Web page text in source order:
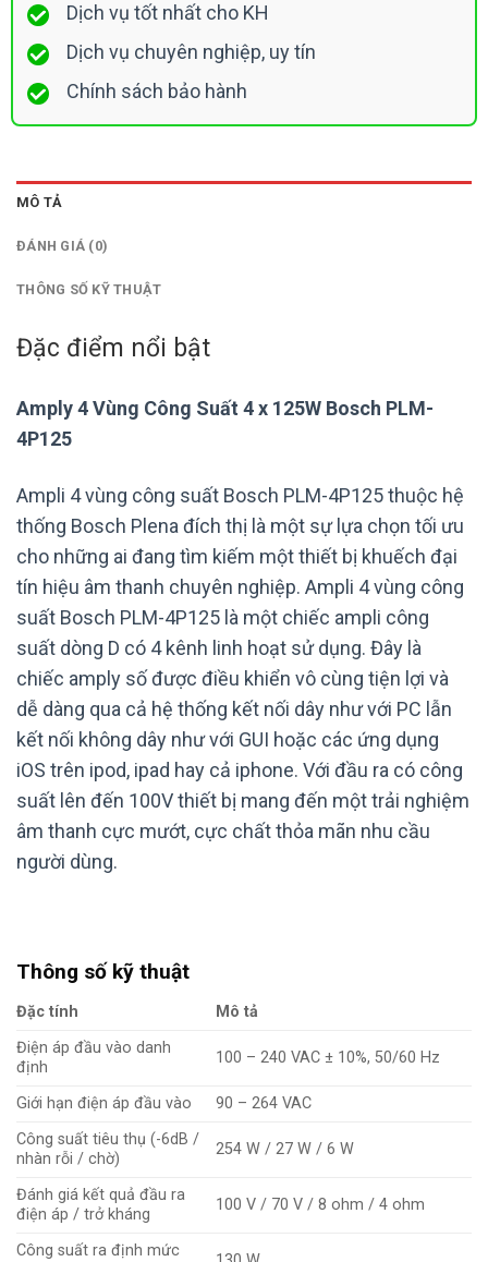
Dịch vụ tốt nhất cho KH
Dịch vụ chuyên nghiệp, uy tín
Chính sách bảo hành
MÔ TẢ
ĐÁNH GIÁ (0)
THÔNG SỐ KỸ THUẬT
Đặc điểm nổi bật
Amply 4 Vùng Công Suất 4 x 125W Bosch PLM-
4P125
Ampli 4 vùng công suất Bosch PLM-4P125 thuộc hệ
thống Bosch Plena đích thị là một sự lựa chọn tối ưu
cho những ai đang tìm kiếm một thiết bị khuếch đại
tín hiệu âm thanh chuyên nghiệp. Ampli 4 vùng công
suất Bosch PLM-4P125 là một chiếc ampli công
suất dòng D có 4 kênh linh hoạt sử dụng. Đây là
chiếc amply số được điều khiển vô cùng tiện lợi và
dễ dàng qua cả hệ thống kết nối dây như với PC lẫn
kết nối không dây như với GUI hoặc các ứng dụng
iOS trên ipod, ipad hay cả iphone. Với đầu ra có công
suất lên đến 100V thiết bị mang đến một trải nghiệm
âm thanh cực mướt, cực chất thỏa mãn nhu cầu
người dùng.
Thông số kỹ thuật
Đặc tính
Mô tả
Điện áp đầu vào danh
định
100 – 240 VAC ± 10%, 50/60 Hz
Giới hạn điện áp đầu vào
90 – 264 VAC
Công suất tiêu thụ (-6dB /
nhàn rỗi / chờ)
254 W / 27 W / 6 W
Đánh giá kết quả đầu ra
điện áp / trở kháng
100 V / 70 V / 8 ohm / 4 ohm
Công suất ra định mức